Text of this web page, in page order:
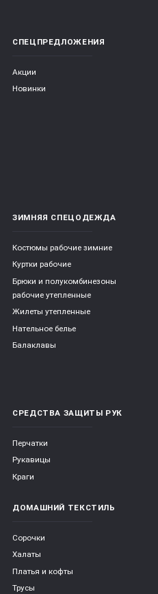
СПЕЦПРЕДЛОЖЕНИЯ
Акции
Новинки
ЗИМНЯЯ СПЕЦОДЕЖДА
Костюмы рабочие зимние
Куртки рабочие
Брюки и полукомбинезоны
рабочие утепленные
Жилеты утепленные
Нательное белье
Балаклавы
СРЕДСТВА ЗАЩИТЫ РУК
Перчатки
Рукавицы
Краги
ДОМАШНИЙ ТЕКСТИЛЬ
Сорочки
Халаты
Платья и кофты
Трусы